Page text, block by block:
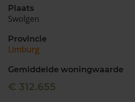
088 220 4200
Maandag t/m vrijdag - 08:00 -18:00
Plaats
Swolgen
Provincie
Limburg
Gemiddelde woningwaarde
€ 312.655